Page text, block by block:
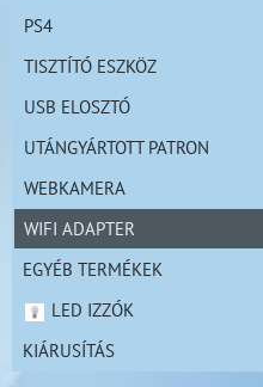
PS4
TISZTÍTÓ ESZKÖZ
USB ELOSZTÓ
UTÁNGYÁRTOTT PATRON
WEBKAMERA
WIFI ADAPTER
EGYÉB TERMÉKEK
LED IZZÓK
KIÁRUSÍTÁS